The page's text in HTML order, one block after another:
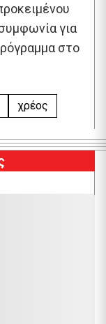
για
στο
χρέος